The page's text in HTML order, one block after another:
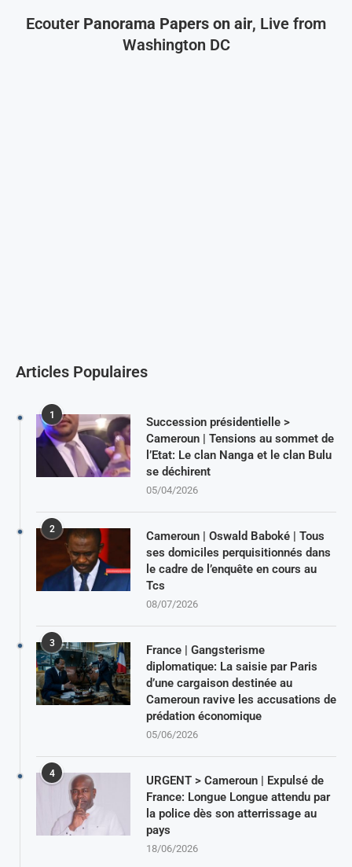
Ecouter Panorama Papers on air, Live from
Washington DC
Articles Populaires
1
Succession présidentielle >
Cameroun | Tensions au sommet de
l’Etat: Le clan Nanga et le clan Bulu
se déchirent
05/04/2026
2
Cameroun | Oswald Baboké | Tous
ses domiciles perquisitionnés dans
le cadre de l’enquête en cours au
Tcs
08/07/2026
3
France | Gangsterisme
diplomatique: La saisie par Paris
d’une cargaison destinée au
Cameroun ravive les accusations de
prédation économique
05/06/2026
4
URGENT > Cameroun | Expulsé de
France: Longue Longue attendu par
la police dès son atterrissage au
pays
18/06/2026